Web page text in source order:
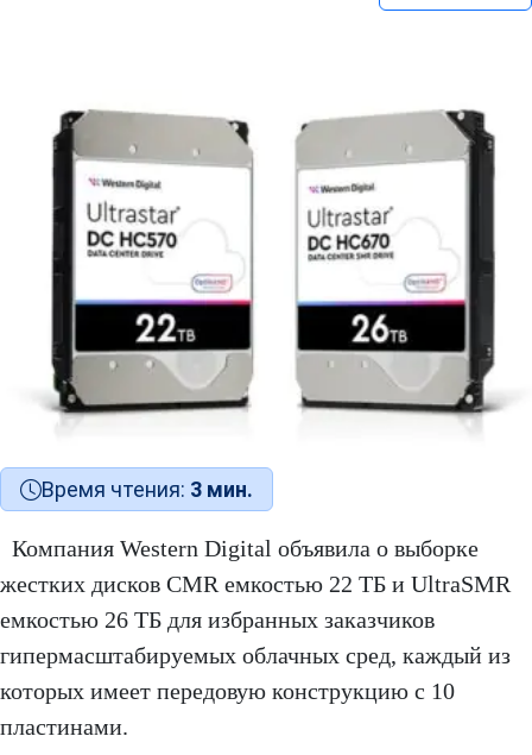
Время чтения: 3 мин.
Компания Western Digital объявила о выборке
жестких дисков CMR емкостью 22 ТБ и UltraSMR
емкостью 26 ТБ для избранных заказчиков
гипермасштабируемых облачных сред, каждый из
которых имеет передовую конструкцию с 10
пластинами.